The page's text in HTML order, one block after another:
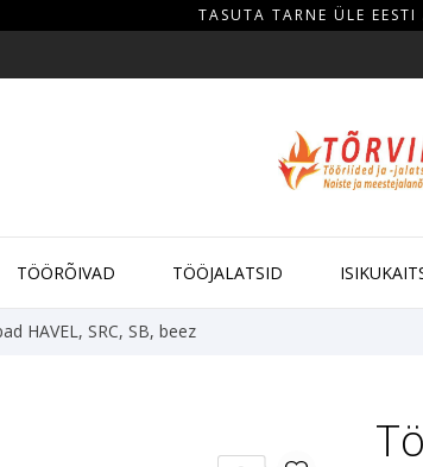
TASUTA TARNE ÜLE
ТÖÖRÕIVAD TÖÖJALATSID
HAVEL, SRC, SB, beez